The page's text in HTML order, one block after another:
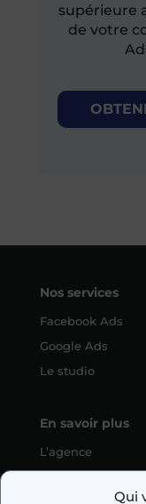
Qui
supérieure
de votre
Nos services
Facebook Ads
Google Ads
Le studio
En savoir plus
L’agence